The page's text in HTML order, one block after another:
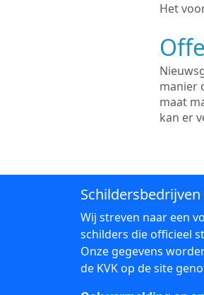
Het
manier
maat
kan er
Wij streven naar een
schilders die officieel
Onze gegevens
de KVK op de site